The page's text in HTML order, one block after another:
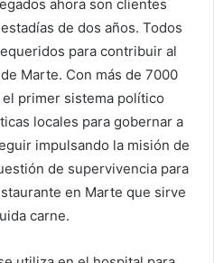
ahora son clientes
de dos años. Todos
para contribuir al
Marte. Con más de 7000
primer sistema político
locales para gobernar a
impulsando la misión de
de supervivencia para
en Marte que sirve
carne.